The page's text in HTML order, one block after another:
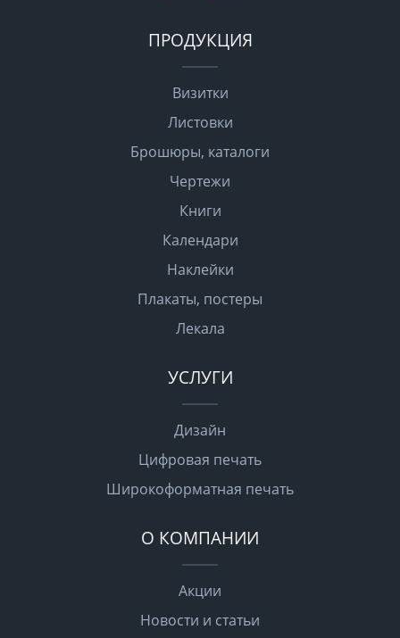
ПРОДУКЦИЯ
Визитки
Листовки
Брошюры, каталоги
Чертежи
Книги
Календари
Наклейки
Плакаты, постеры
Лекала
УСЛУГИ
Дизайн
Цифровая печать
Широкоформатная печать
О КОМПАНИИ
Акции
Новости и статьи